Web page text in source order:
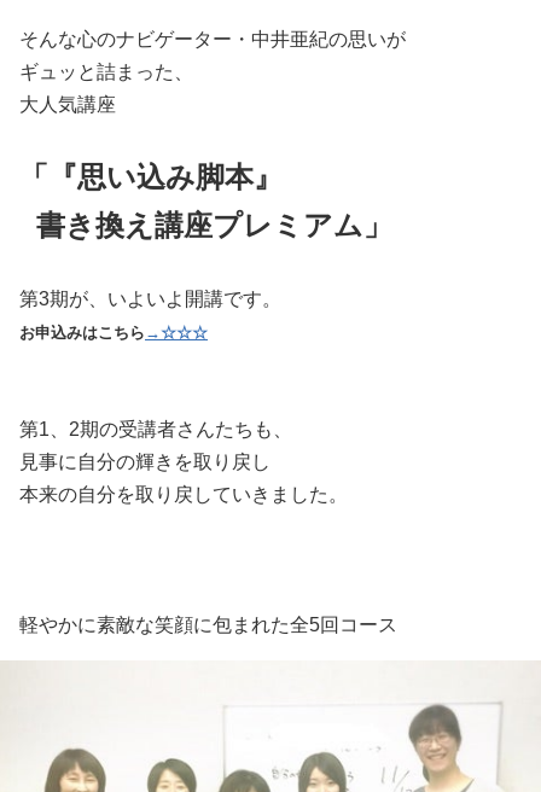
そんな心のナビゲーター・中井亜紀の思いが
ギュッと詰まった、
大人気講座
「『思い込み脚本』
書き換え講座プレミアム」
第3期が、いよいよ開講です。
お申込みはこちら →☆☆☆
第1、2期の受講者さんたちも、
見事に自分の輝きを取り戻し
本来の自分を取り戻していきました。
軽やかに素敵な笑顔に包まれた全5回コース